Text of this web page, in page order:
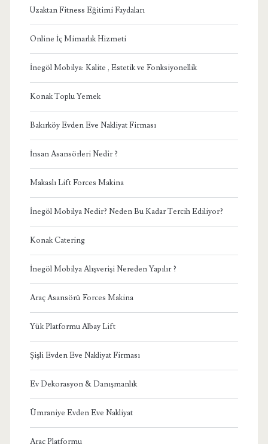
Uzaktan Fitness Eğitimi Faydaları
Online İç Mimarlık Hizmeti
İnegöl Mobilya: Kalite , Estetik ve Fonksiyonellik
Konak Toplu Yemek
Bakırköy Evden Eve Nakliyat Firması
İnsan Asansörleri Nedir ?
Makaslı Lift Forces Makina
İnegöl Mobilya Nedir? Neden Bu Kadar Tercih Ediliyor?
Konak Catering
İnegöl Mobilya Alışverişi Nereden Yapılır ?
Araç Asansörü Forces Makina
Yük Platformu Albay Lift
Şişli Evden Eve Nakliyat Firması
Ev Dekorasyon & Danışmanlık
Ümraniye Evden Eve Nakliyat
Araç Platformu